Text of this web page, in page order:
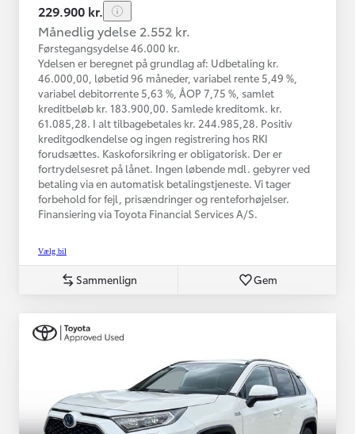
229.900 kr.
Månedlig ydelse 2.552 kr.
Førstegangsydelse 46.000 kr.
Ydelsen er beregnet på grundlag af: Udbetaling kr.
46.000,00, løbetid 96 måneder, variabel rente 5,49 %,
variabel debitorrente 5,63 %, ÅOP 7,75 %, samlet
kreditbeløb kr. 183.900,00. Samlede kreditomk. kr.
61.085,28. I alt tilbagebetales kr. 244.985,28. Positiv
kreditgodkendelse og ingen registrering hos RKI
forudsættes. Kaskoforsikring er obligatorisk. Der er
fortrydelsesret på lånet. Ingen løbende mdl. gebyrer ved
betaling via en automatisk betalingstjeneste. Vi tager
forbehold for fejl, prisændringer og renteforhøjelser.
Finansiering via Toyota Financial Services A/S.
Vælg bil
Sammenlign Gem